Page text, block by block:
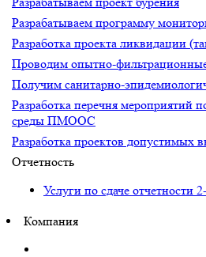
Разрабатываем программу
Разработка проекта ликвидации
Проводим опытно-
Получим санитарно-
Разработка перечня мероприятий
среды ПМООС
Разработка проектов допустимых
Отчетность
Услуги по сдаче отчетности
Компания